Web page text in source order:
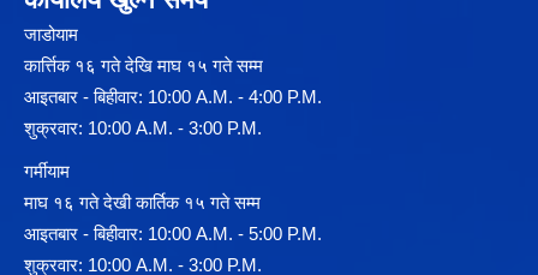
जाडोयाम
कार्त्तिक १६ गते देखि माघ १५ गते सम्म
आइतबार - बिहीवार: 10:00 A.M. - 4:00 P.M.
शुक्रवार: 10:00 A.M. - 3:00 P.M.
गर्मीयाम
माघ १६ गते देखी कार्तिक १५ गते सम्म
आइतबार - बिहीवार: 10:00 A.M. - 5:00 P.M.
शुक्रवार: 10:00 A.M. - 3:00 P.M.